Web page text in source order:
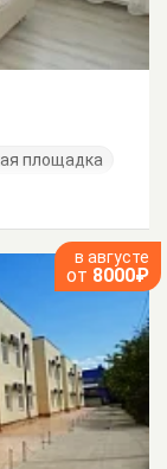
площадка
в августе
от 8000₽